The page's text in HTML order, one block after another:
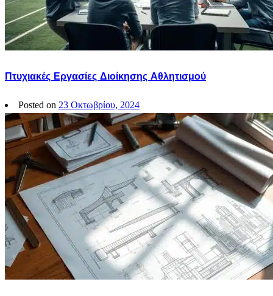
Πτυχιακές Εργασίες Διοίκησης Αθλητισμού
Posted on 23 Οκτωβρίου, 2024